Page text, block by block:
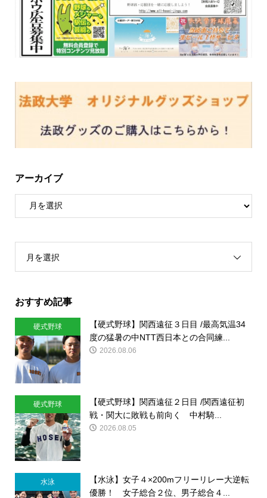
アーカイブ
月を選択
おすすめ記事
硬式野球
【硬式野球】関西遠征３日目 /最高気温34
度の猛暑の中NTT西日本との合同練...
2026.08.06
硬式野球
【硬式野球】関西遠征２日目 /関西遠征初
戦・関大に敗戦も前向く 中村騎...
2026.08.05
水泳
【水泳】女子４×200mフリーリレー大逆転
優勝！ 女子総合２位、男子総合４...